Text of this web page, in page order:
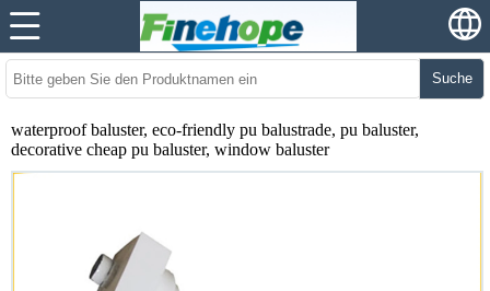
Suche
waterproof baluster, eco-friendly pu balustrade, pu baluster,
decorative cheap pu baluster, window baluster